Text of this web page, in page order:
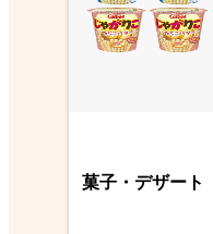
菓子・デザート